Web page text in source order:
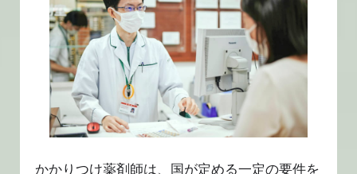
かかりつけ薬剤師は、国が定める一定の要件を